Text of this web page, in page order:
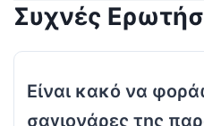
Συχνές
Είναι κακό να
σαγιονάρες της